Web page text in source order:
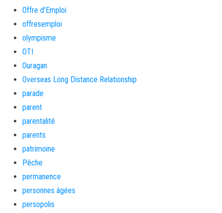
Offre d'Emploi
offresemploi
olympisme
OTI
Ouragan
Overseas Long Distance Relationship
parade
parent
parentalité
parents
patrimoine
Pêche
permanence
personnes âgées
persopolis